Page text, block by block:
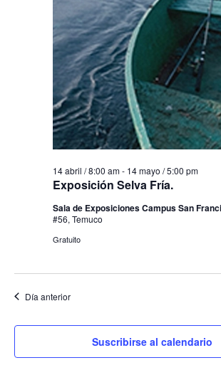
Exposición Selva Fría.
14 abril / 8:00 am- 14 mayo / 5:00 pm
Sala de Exposiciones Campus San
#56, Temuco
Gratuito
Día anterior
Suscribirse al calendario